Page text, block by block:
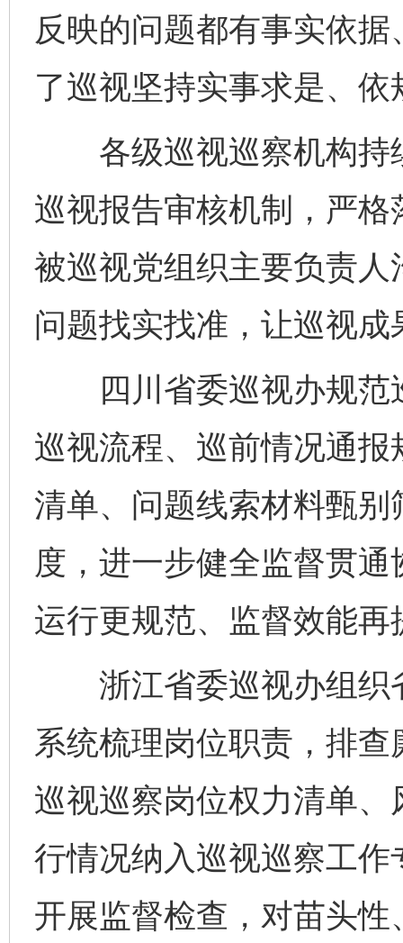
反映的问题都有事实依
了巡视坚持实事求是、
各级巡视巡察机构持
巡视报告审核机制，严
被巡视党组织主要负责
问题找实找准，让巡视
四川省委巡视办规范
巡视流程、巡前情况通
清单、问题线索材料甄
度，进一步健全监督贯
运行更规范、监督效能再
浙江省委巡视办组织
系统梳理岗位职责，排
巡视巡察岗位权力清单
行情况纳入巡视巡察工
开展监督检查，对苗头